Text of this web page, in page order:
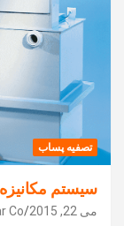
تصفیه پساب
سیستم مکانیزه
می 22, 2015 Co